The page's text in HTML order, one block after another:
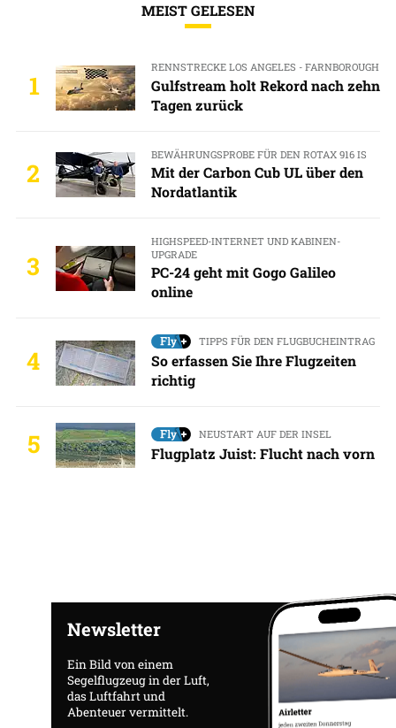
MEIST GELESEN
1
RENNSTRECKE LOS ANGELES - FARNBOROUGH
Gulfstream holt Rekord nach zehn
Tagen zurück
2
BEWÄHRUNGSPROBE FÜR DEN ROTAX 916 IS
Mit der Carbon Cub UL über den
Nordatlantik
3
HIGHSPEED-INTERNET UND KABINEN-
UPGRADE
PC-24 geht mit Gogo Galileo
online
4
TIPPS FÜR DEN FLUGBUCHEINTRAG
So erfassen Sie Ihre Flugzeiten
richtig
5 NEUSTART AUF DER INSEL
Flugplatz Juist: Flucht nach vorn
Newsletter
Ein Bild von einem
Segelflugzeug in der Luft,
das Luftfahrt und
Abenteuer vermittelt.